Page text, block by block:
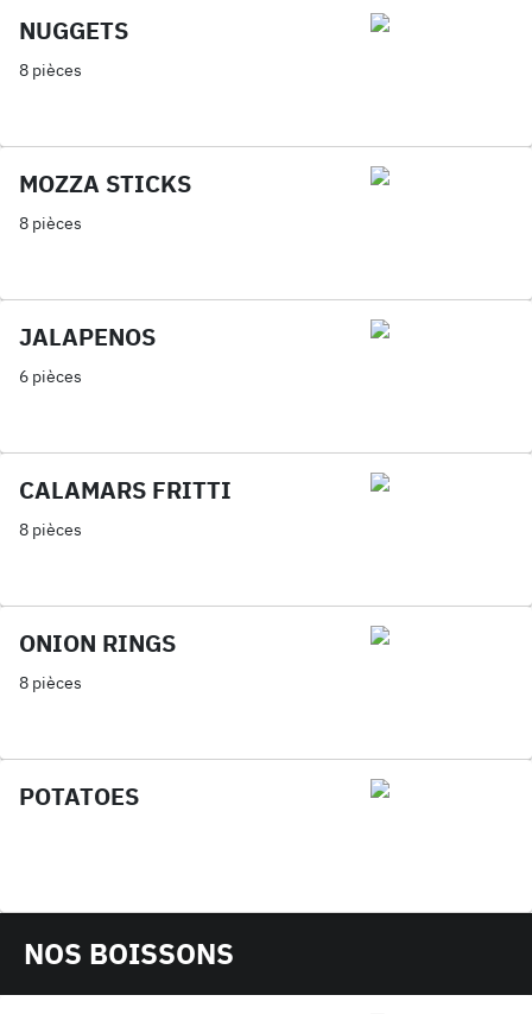
NUGGETS
8 pièces
MOZZA STICKS
8 pièces
JALAPENOS
6 pièces
CALAMARS FRITTI
8 pièces
ONION RINGS
8 pièces
POTATOES
NOS BOISSONS